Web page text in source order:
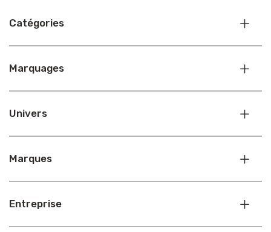
Catégories
Marquages
Univers
Marques
Entreprise